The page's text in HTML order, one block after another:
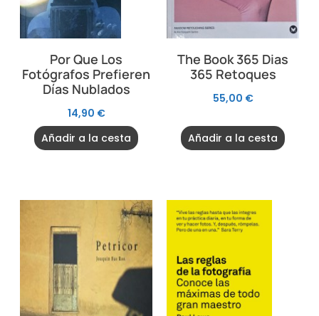
Por Que Los
Fotógrafos Prefieren
Días Nublados
14,90 €
Añadir a la cesta
The Book 365 Dias
365 Retoques
55,00 €
Añadir a la cesta